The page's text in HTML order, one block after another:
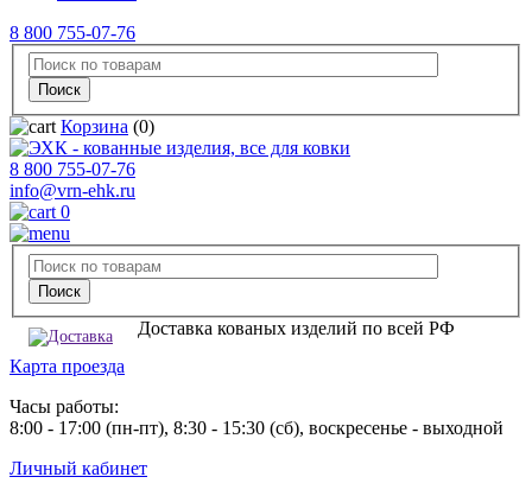
8 800 755-07-76
Корзина (0)
8 800 755-07-76
info@vrn-ehk.ru
0
Доставка кованых изделий по всей РФ
Карта проезда
Часы работы:
8:00 - 17:00 (пн-пт), 8:30 - 15:30 (сб), воскресенье - выходной
Личный кабинет